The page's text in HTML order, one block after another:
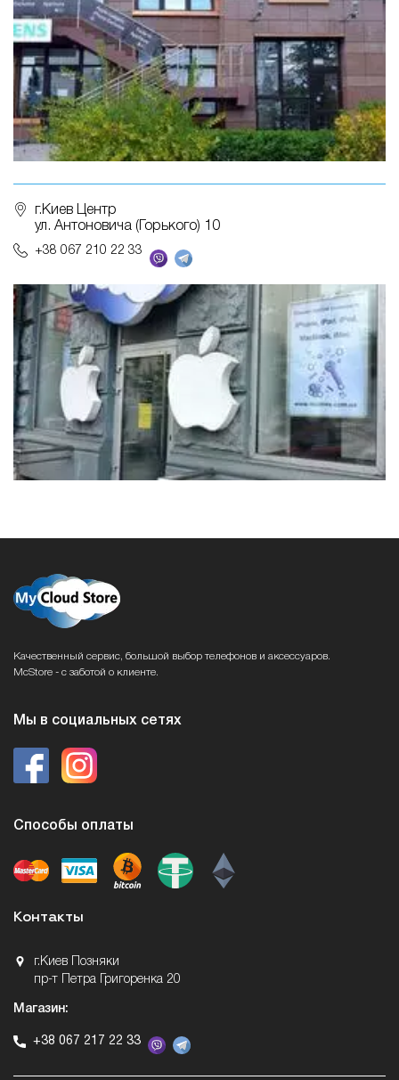
г.Киев Центр
ул. Антоновича (Горького) 10
+38 067 210 22 33
Качественный сервис, большой выбор телефонов и аксессуаров.
McStore - с заботой о клиенте.
Мы в социальных сетях
Способы оплаты
Контакты
г.Киев Позняки
пр-т Петра Григоренка 20
Магазин:
+38 067 217 22 33